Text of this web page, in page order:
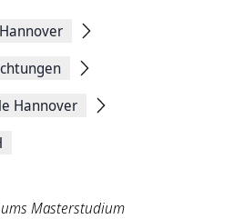
­Hannover
Masterstudium